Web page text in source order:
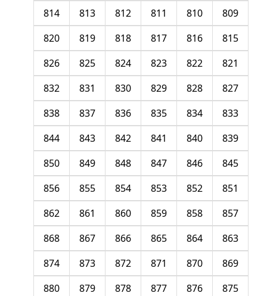
809
810
811
812
813
814
815
816
817
818
819
820
821
822
823
824
825
826
827
828
829
830
831
832
833
834
835
836
837
838
839
840
841
842
843
844
845
846
847
848
849
850
851
852
853
854
855
856
857
858
859
860
861
862
863
864
865
866
867
868
869
870
871
872
873
874
875
876
877
878
879
880